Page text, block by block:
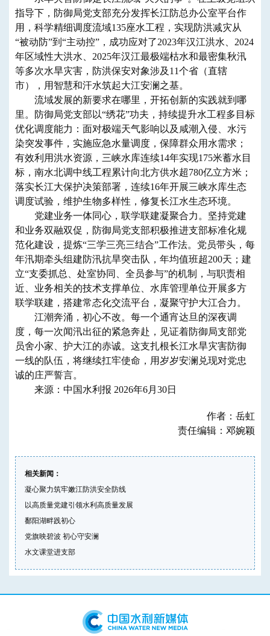
指导下，防御局党支部充分发挥长江防总办公室平台作
用，科学精细调度流域135座水工程，实现防洪减灾从
“被动防”到“主动控”，成功应对了2023年汉江洪水、2024
年区域性大洪水、2025年汉江最极端枯水和最密集秋汛
等多次水旱灾害，防洪保安对象涉及11个省（直辖
市），用智慧和汗水筑起大江安澜之基。
流域发展的新要求在哪里，开拓创新的实践就到哪
里。防御局党支部以“绣花”功夫，持续提升水工程多目标
优化调度能力：面对极端天气影响以及咸潮入侵、水污
染突发事件，实施应急水量调度，保障群众用水需求；
有效利用洪水资源，三峡水库连续14年实现175米蓄水目
标，南水北调中线工程累计向北方供水超780亿立方米；
落实长江大保护决策部署，连续16年开展三峡水库生态
调度试验，维护生物多样性，修复长江水生态环境。
党建业务一体同心，联学联建凝聚合力。坚持党建
和业务双融双促，防御局党支部积极推进支部标准化规
范化建设，提炼“三学三亮三结合”工作法。党员带头，每
年汛期牵头组建防汛抗旱突击队，年均值班超200天；建
立“支委抓总、处室协同、全员参与”的机制，与职责相
近、业务相关的技术支撑单位、水库管理单位开展多方
联学联建，搭建常态化交流平台，凝聚守护大江合力。
江潮奔涌，初心不改。每一个通宵达旦的深夜调
度，每一次闻汛出征的紧急奔赴，见证着防御局支部党
员舍小家、护大江的赤诚。这支扎根长江水旱灾害防御
一线的队伍，将继续扛牢使命，用岁岁安澜兑现对党忠
诚的庄严誓言。
来源：中国水利报 2026年6月30日
作者：岳虹
责任编辑：邓婉颖
相关新闻：
凝心聚力筑牢嫩江防洪安全防线
以高质量党建引领水利高质量发展
鄱阳湖畔践初心
党旗映碧波 初心守安澜
水文课堂进支部